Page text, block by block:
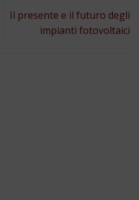
Il presente e il futuro degli
impianti fotovoltaici